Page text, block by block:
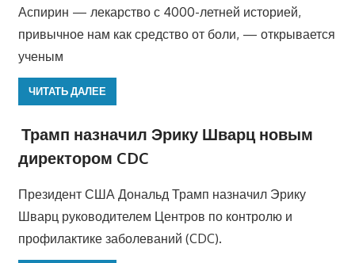
Аспирин — лекарство с 4000-летней историей,
привычное нам как средство от боли, — открывается
ученым
ЧИТАТЬ ДАЛЕЕ
Трамп назначил Эрику Шварц новым
директором CDC
Президент США Дональд Трамп назначил Эрику
Шварц руководителем Центров по контролю и
профилактике заболеваний (CDC).